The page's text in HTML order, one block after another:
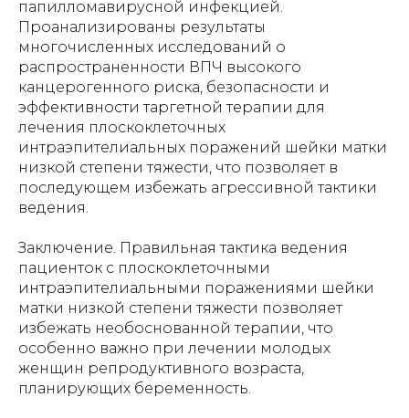
папилломавирусной инфекцией.
Проанализированы результаты
многочисленных исследований о
распространенности ВПЧ высокого
канцерогенного риска, безопасности и
эффективности таргетной терапии для
лечения плоскоклеточных
интраэпителиальных поражений шейки матки
низкой степени тяжести, что позволяет в
последующем избежать агрессивной тактики
ведения.
Заключение. Правильная тактика ведения
пациенток с плоскоклеточными
интраэпителиальными поражениями шейки
матки низкой степени тяжести позволяет
избежать необоснованной терапии, что
особенно важно при лечении молодых
женщин репродуктивного возраста,
планирующих беременность.